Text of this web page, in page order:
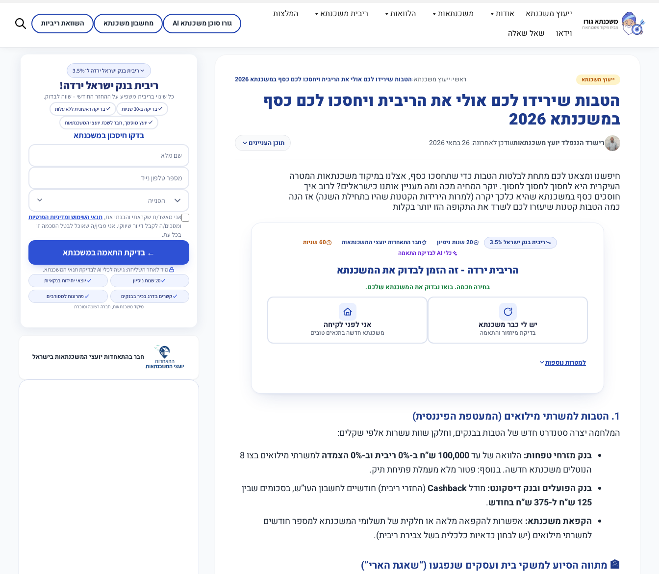
ייעוץ משכנתא אודות משכנתאות הלוואות ריבית משכנתא
המלצות
וידאו
שאל שאלה
גורו סוכן משכנתא AI מחשבון משכנתא השוואת ריביות
ייעוץ משכנתא ראשי‹ייעוץ משכנתא‹הטבות שירידו לכם אולי את הריבית ויחסכו לכם כסף במשכנתא 2026
הטבות שירידו לכם אולי את הריבית ויחסכו לכם כסף
במשכנתא 2026
רישרד הננפלד יועץ משכנתאותעודכן לאחרונה: 26 במאי 2026 תוכן העניינים
חיפשנו ומצאנו לכם מתחת לבלטות הטבות כדי שתחסכו כסף, אצלנו במיקוד משכנתאות המטרה
העיקרית היא לחסוך לחסוך לחסוך. יוקר המחיה מכה ומה מעניין אותנו כישראלים? לרוב איך
חוסכים כסף במשכנתא שהיא כלכך יקרה (למרות הירידות הקטנות שהיו בתחילת השנה) אז הנה
כמה הטבות קטנות שיעזרו לכם לשרד את התקופה הזו יותר בקלות
ריבית בנק ישראל 3.5% 20 שנות ניסיון חבר התאחדות יועצי המשכנתאות
60 שניות
כלי AI לבדיקת התאמה
הריבית ירדה - זה הזמן לבדוק את המשכנתא
בחירה חכמה. בואו נבדוק את המשכנתא שלכם.
יש לי כבר משכנתא
בדיקת מיחזור והתאמה
אני לפני לקיחה
משכנתא חדשה בתנאים טובים
למטרות נוספות
1. הטבות למשרתי מילואים (המעטפת הפיננסית)
המלחמה יצרה סטנדרט חדש של הטבות בבנקים, וחלקן שוות עשרות אלפי שקלים:
בנק מזרחי טפחות: הלוואה של עד100,000 ש”ח ב-0% ריבית וב-0% הצמדה
למשרתי מילואים בצו 8
הנוטלים משכנתא חדשה. בנוסף: פטור מלא מעמלת פתיחת תיק.
בנק הפועלים ובנק דיסקונט: מודלCashback(החזרי ריבית) חודשיים לחשבון העו”ש, בסכומים שבין
125 ש”ח ל-375 ש”ח בחודש
.
הקפאת משכנתא: אפשרות להקפאה מלאה או חלקית של תשלומי המשכנתא למספר חודשים
למשרתי מילואים (יש לבחון כדאיות כלכלית בשל צבירת ריבית).
🏦 מתווה הסיוע למשקי בית ועסקים שנפגעו (“שאגת הארי”)
ריבית בנק ישראל ירדה ל־3.5%
ריבית בנק ישראל ירדה!
כל שינוי בריבית משפיע על ההחזר החודשי - שווה לבדוק.
בדיקה ב-30 שניות
בדיקה ראשונית ללא עלות
יועץ מוסמך, חבר לשכת יועצי המשכנתאות
בדקו חיסכון במשכנתא
שם מלא
מספר טלפון נייד
מטרת הפנייה
אני מאשר/ת שקראתי והבנתי את, תנאי השימוש ומדיניות הפרטיות
ומסכים/ה לקבל דיוור שיווקי. אני מבין/ה שאוכל לבטל הסכמה זו
בכל עת.
← בדיקת התאמה במשכנתא
מיד לאחר השליחה: גישה לכלי AI לבדיקת תנאי המשכנתא.
20 שנות ניסיון יוצאי יחידות בנקאיות
קשרים בדרג בכיר בבנקים פתרונות למסורבים
מיקוד משכנתאות, חברה רשומה ומוכרת
חבר בהתאחדות יועצי המשכנתאות בישראל